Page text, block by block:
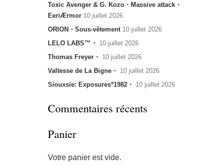
Toxic Avenger & G. Kozo・Massive attack・
EeriÆrmor 10 juillet 2026
ORION・Sous-vêtement 10 juillet 2026
LELO LABS™・ 10 juillet 2026
Thomas Freyer・ 10 juillet 2026
Valtesse de La Bigne・ 10 juillet 2026
Siouxsie: Exposures*1982・ 10 juillet 2026
Commentaires récents
Panier
Votre panier est vide.